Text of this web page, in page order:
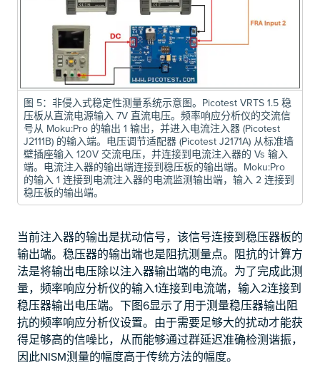
图 5：非侵入式稳定性测量系统示意图。Picotest VRTS 1.5 稳
压板从直流电源输入 7V 直流电压。频率响应分析仪的交流信
号从 Moku:Pro 的输出 1 输出，并进入电流注入器 (Picotest
J2111B) 的输入端。电压调节适配器 (Picotest J2171A) 从标准墙
壁插座输入 120V 交流电压，并连接到电流注入器的 Vs 输入
端。电流注入器的输出端连接到稳压板的输出端。Moku:Pro
的输入 1 连接到电流注入器的电流监测输出端，输入 2 连接到
稳压板的输出端。
当前注入器的输出是扰动信号，该信号连接到稳压器板的
输出端。稳压器的输出端也是阻抗测量点。阻抗的计算方
法是将输出电压除以注入器输出端的电流。为了完成此测
量，频率响应分析仪的输入1连接到电流端，输入2连接到
稳压器输出电压端。下图6显示了用于测量稳压器输出阻
抗的频率响应分析仪设置。由于需要足够大的扰动才能获
得足够高的信噪比，从而能够通过群延迟准确检测谐振，
因此NISM测量的幅度高于传统方法的幅度。